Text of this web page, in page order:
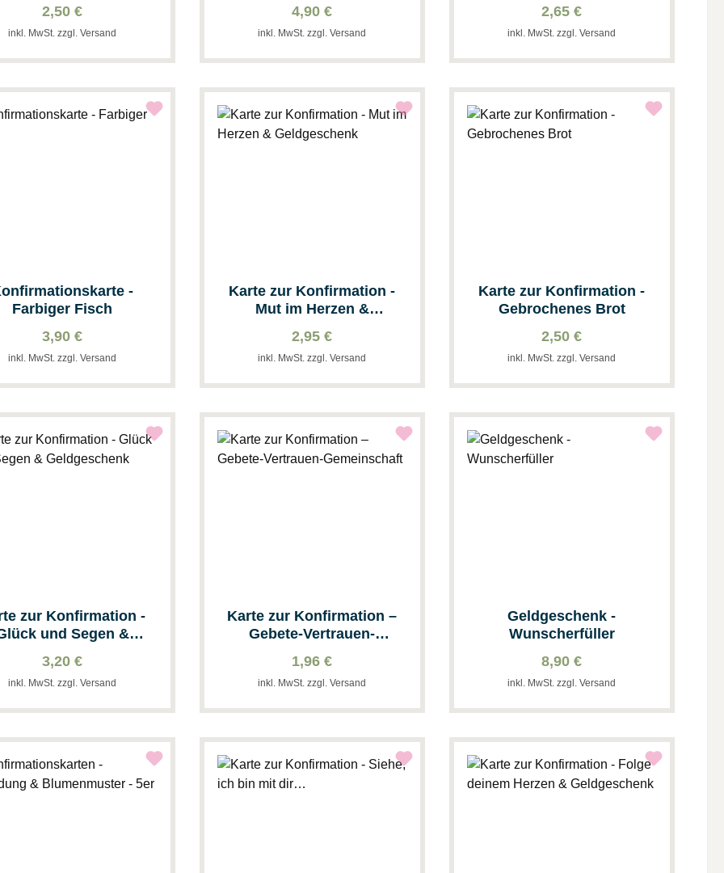
2,50 €
inkl. MwSt. zzgl. Versand
4,90 €
inkl. MwSt. zzgl. Versand
2,65 €
inkl. MwSt. zzgl. Versand
-
Farbiger Fisch
3,90 €
inkl. MwSt. zzgl. Versand
Karte zur Konfirmation -
Mut im Herzen &
2,95 €
inkl. MwSt. zzgl. Versand
Karte zur Konfirmation -
Gebrochenes Brot
2,50 €
inkl. MwSt. zzgl. Versand
zur Konfirmation -
und Segen &
3,20 €
inkl. MwSt. zzgl. Versand
Karte zur Konfirmation –
Gebete-Vertrauen-
1,96 €
inkl. MwSt. zzgl. Versand
Geldgeschenk -
Wunscherfüller
8,90 €
inkl. MwSt. zzgl. Versand